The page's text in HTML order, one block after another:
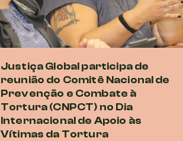
Justiça Global participa de
reunião do Comitê Nacional de
Prevenção e Combate à
Tortura (CNPCT) no Dia
Internacional de Apoio às
Vítimas da Tortura